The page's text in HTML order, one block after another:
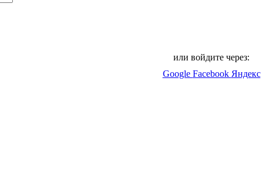
или войдите через:
Google Facebook Яндекс